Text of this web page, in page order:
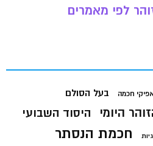
לפי מאמרים
חכמה בעל הסולם
היומי היסוד השבועי
חכמת הנסתר